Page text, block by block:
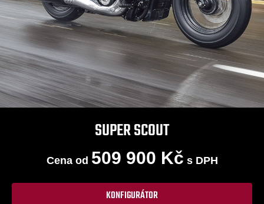
SUPER SCOUT
Cena od 509 900 Kč s DPH
KONFIGURÁTOR